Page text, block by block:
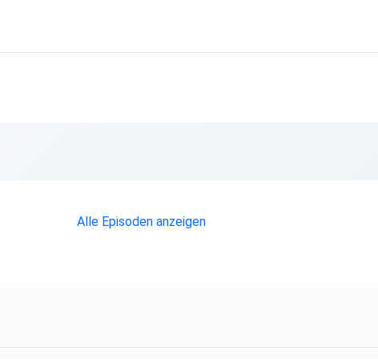
Alle Episoden anzeigen